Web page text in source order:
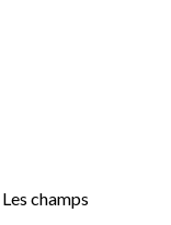
Les champs